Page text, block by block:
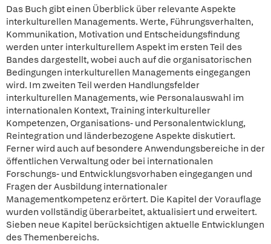
Das Buch gibt einen Überblick über relevante Aspekte
interkulturellen Managements. Werte, Führungsverhalten,
Kommunikation, Motivation und Entscheidungsfindung
werden unter interkulturellem Aspekt im ersten Teil des
Bandes dargestellt, wobei auch auf die organisatorischen
Bedingungen interkulturellen Managements eingegangen
wird. Im zweiten Teil werden Handlungsfelder
interkulturellen Managements, wie Personalauswahl im
internationalen Kontext, Training interkultureller
Kompetenzen, Organisations- und Personalentwicklung,
Reintegration und länderbezogene Aspekte diskutiert.
Ferner wird auch auf besondere Anwendungsbereiche in der
öffentlichen Verwaltung oder bei internationalen
Forschungs- und Entwicklungsvorhaben eingegangen und
Fragen der Ausbildung internationaler
Managementkompetenz erörtert. Die Kapitel der Vorauflage
wurden vollständig überarbeitet, aktualisiert und erweitert.
Sieben neue Kapitel berücksichtigen aktuelle Entwicklungen
des Themenbereichs.